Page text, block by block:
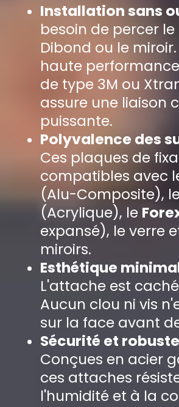
Installation sans
besoin de percer
Dibond ou le
haute
de type 3M ou
assure une liaison
puissante.
Polyvalence des
Ces plaques de
compatibles avec
(Alu-Composite),
(Acrylique), le
expansé), le verre
miroirs.
Esthétique
L'attache est
Aucun clou ni vis
sur la face avant
Sécurité et
Conçues en acier
ces attaches
l'humidité et à la